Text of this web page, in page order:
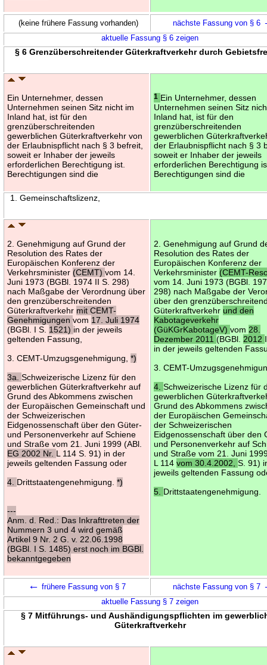
(keine frühere Fassung vorhanden) nächste Fassung von § 6
aktuelle Fassung § 6 zeigen
§ 6 Grenzüberschreitender Güterkraftverkehr durch
Ein Unternehmer, dessen
Unternehmen seinen Sitz nicht im
Inland hat, ist für den
grenzüberschreitenden
gewerblichen Güterkraftverkehr von
der Erlaubnispflicht nach § 3 befreit,
soweit er Inhaber der jeweils
erforderlichen Berechtigung ist.
Berechtigungen sind die
1 Ein Unternehmer, dessen
Unternehmen seinen Sitz
Inland hat, ist für den
grenzüberschreitenden
gewerblichen
der Erlaubnispflicht nach § 3
soweit er Inhaber der jeweils
erforderlichen Berechtigung
Berechtigungen sind die
1. Gemeinschaftslizenz,
2. Genehmigung auf Grund der
Resolution des Rates der
Europäischen Konferenz der
Verkehrsminister (CEMT)vom 14.
Juni 1973 (BGBl. 1974 II S. 298)
nach Maßgabe der Verordnung über
den grenzüberschreitenden
Güterkraftverkehr mit CEMT-
Genehmigungenvom 17. Juli 1974
(BGBl. I S. 1521) in der jeweils
geltenden Fassung,
3. CEMT-Umzugsgenehmigung,*)
3a.Schweizerische Lizenz für den
gewerblichen Güterkraftverkehr auf
Grund des Abkommens zwischen
der Europäischen Gemeinschaft und
der Schweizerischen
Eidgenossenschaft über den Güter-
und Personenverkehr auf Schiene
und Straße vom 21. Juni 1999 (ABl.
EG 2002 Nr. L 114 S. 91) in der
jeweils geltenden Fassung oder
4. Drittstaatengenehmigung.*)
---
Anm. d. Red.: Das Inkrafttreten der
Nummern 3 und 4 wird gemäß
Artikel 9 Nr. 2 G. v. 22.06.1998
(BGBl. I S. 1485) erst noch im BGBl.
bekanntgegeben
2. Genehmigung auf Grund
Resolution des Rates der
Europäischen Konferenz der
Verkehrsminister (CEMT-
vom 14. Juni 1973 (BGBl.
298) nach Maßgabe der
über den
Güterkraftverkehr und den
Kabotageverkehr
(GüKGrKabotageV)vom 28.
Dezember 2011(BGBl. 2012
in der jeweils geltenden
3. CEMT-
4.Schweizerische Lizenz für
gewerblichen
Grund des Abkommens
der Europäischen
der Schweizerischen
Eidgenossenschaft über den
und Personenverkehr auf
und Straße vom 21. Juni
L 114vom 30.4.2002,S. 91)
jeweils geltenden Fassung
5. Drittstaatengenehmigung.
← frühere Fassung von § 7 nächste Fassung von § 7
aktuelle Fassung § 7 zeigen
§ 7 Mitführungs- und Aushändigungspflichten im
Güterkraftverkehr